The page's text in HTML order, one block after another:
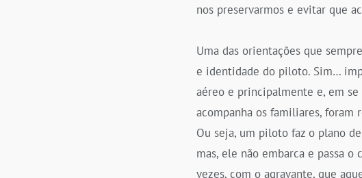
nos preservarmos e evitar que
Uma das orientações que
e identidade do piloto. Sim…
aéreo e principalmente e, em se
acompanha os familiares, foram
Ou seja, um piloto faz o plano
mas, ele não embarca e passa
vezes, com o agravante, que